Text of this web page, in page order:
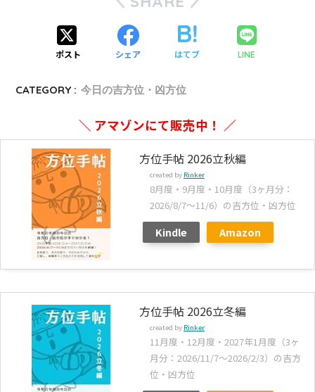
ポスト シェア はてブ LINE
CATEGORY : 今日の吉方位・凶方位
＼ アマゾンにて販売中！ ／
方位手帖 2026立秋編
created by Rinker
8月度・9月度・10月度（3ヶ月分：
2026/8/7～11/6）の吉方位・凶方位
Kindle Amazon
方位手帖 2026立冬編
created by Rinker
11月度・12月度・2027年1月度（3ヶ
月分：2026/11/7～2026/2/3）の吉方
位・凶方位